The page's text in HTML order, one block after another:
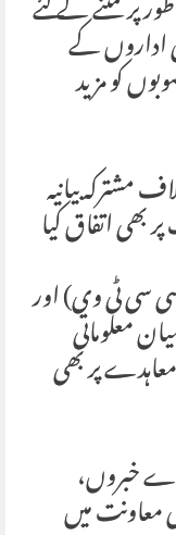
اداروں کے
کو مزید
بیانیہ
بھی اتفاق کیا
سی ٹی وی) اور
معلوماتی
پر بھی
خبروں،
معاونت میں